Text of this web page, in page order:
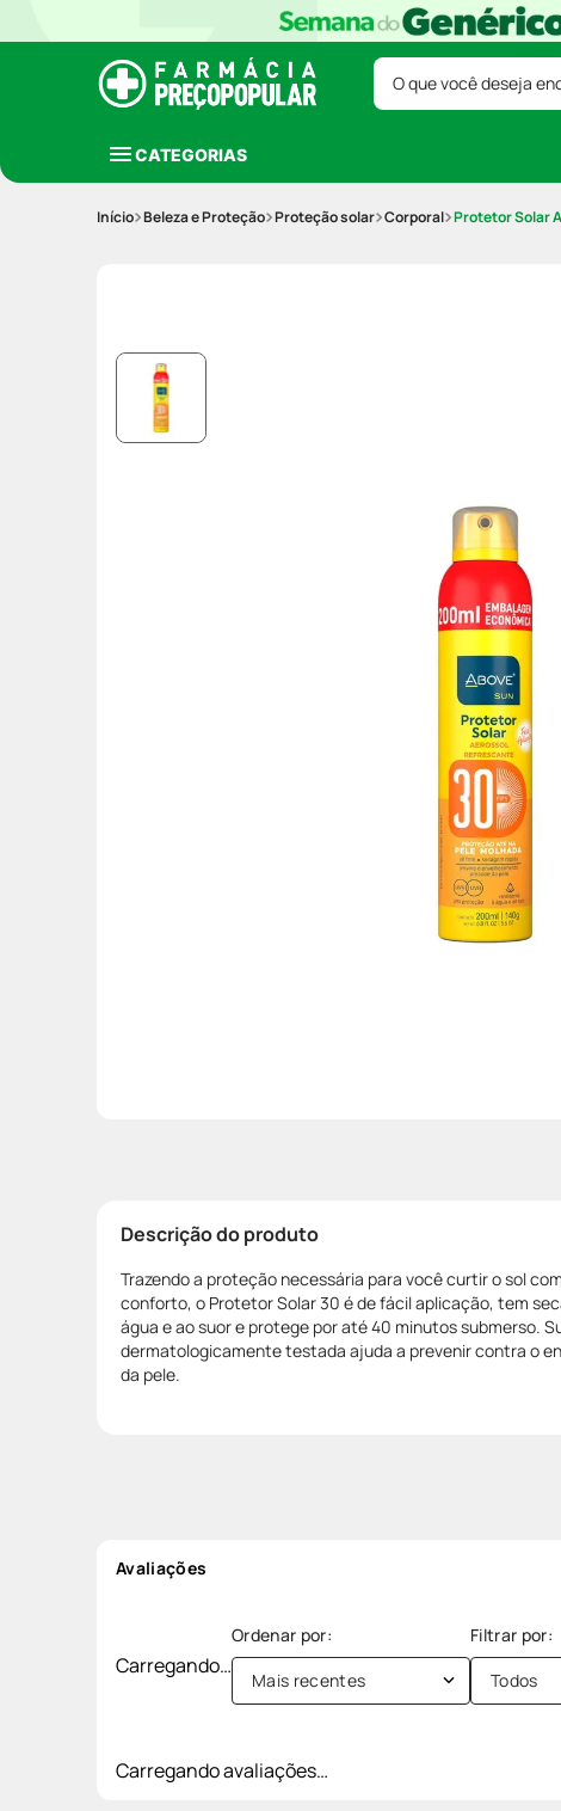
O que você deseja
CATEGORIAS
Beleza e Proteção Proteção solar Corporal Protetor Solar
Descrição do produto
Trazendo a proteção necessária para você curtir o sol
conforto, o Protetor Solar 30 é de fácil aplicação, tem
água e ao suor e protege por até 40 minutos submerso.
dermatologicamente testada ajuda a prevenir contra o
da pele.
Avaliações
Carregando…
Mais recentes Todos
Carregando avaliações…